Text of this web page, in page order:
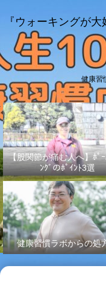
『ウォーキングが
健康習
【股関節が痛む人へ】ﾎﾟｰ
ﾝｸﾞのﾎﾟｲﾝﾄ3選
健康習慣ラボからの処